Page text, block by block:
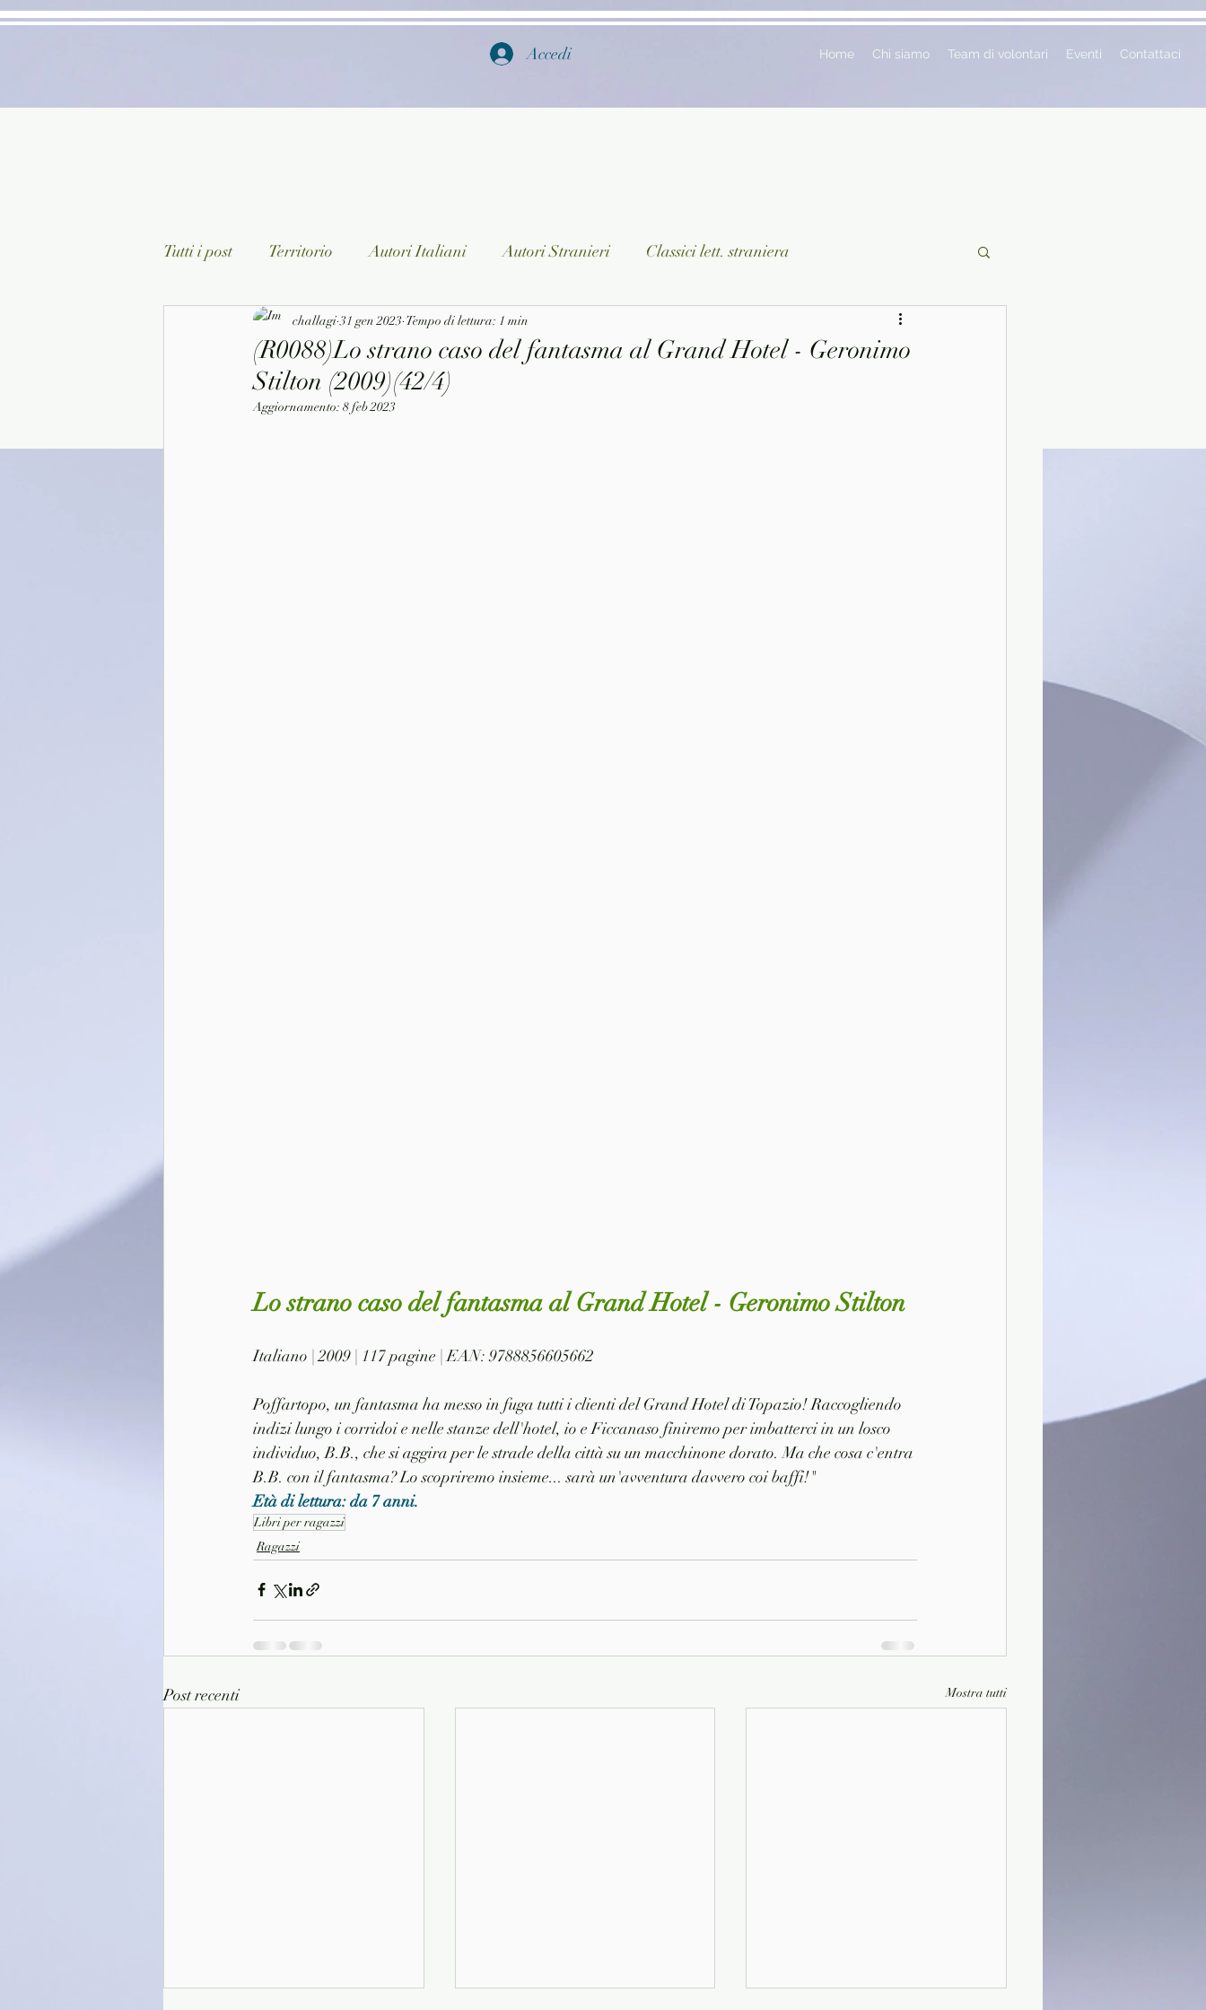
Accedi Home Chi siamo Team di volontari Eventi Contattaci
Tutti i post Territorio Autori Italiani Autori Stranieri Classici lett. straniera
Classici lett. italiana Saggistica Ragazzi
Arte/Pittura Teatro/Poesia/Musica
(R0088)Lo strano caso del fantasma al Grand Hotel - Geronimo
Stilton (2009)(42/4)
challagi 31 gen 2023 Tempo di lettura: 1 min
Aggiornamento: 8 feb 2023
Lo strano caso del fantasma al Grand Hotel - Geronimo Stilton
Italiano | 2009 | 117 pagine | EAN: 9788856605662
Poffartopo, un fantasma ha messo in fuga tutti i clienti del Grand Hotel di Topazio! Raccogliendo
indizi lungo i corridoi e nelle stanze dell'hotel, io e Ficcanaso finiremo per imbatterci in un losco
individuo, B.B., che si aggira per le strade della città su un macchinone dorato. Ma che cosa c'entra
B.B. con il fantasma? Lo scopriremo insieme... sarà un'avventura davvero coi baffi!"
Età di lettura: da 7 anni.
Libri per ragazzi
Ragazzi
Post recenti Mostra tutti